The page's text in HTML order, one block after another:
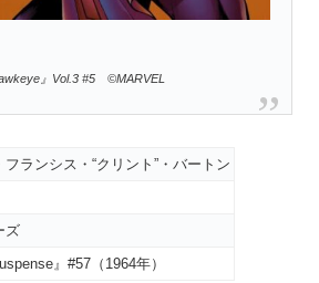
』Vol.3 #5 ©MARVEL
ランシス・“クリント”・バートン
ズ
』#57（1964年）